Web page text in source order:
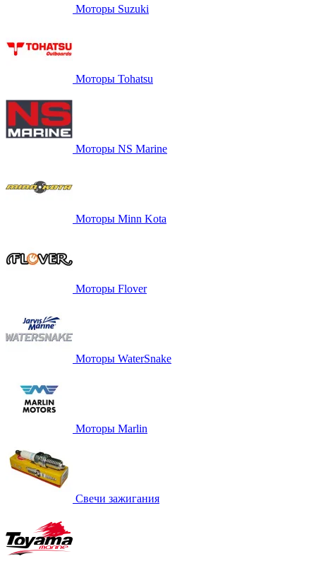
Моторы Suzuki
Моторы Tohatsu
Моторы NS Marine
Моторы Minn Kota
Моторы Flover
Моторы WaterSnake
Моторы Marlin
Свечи зажигания